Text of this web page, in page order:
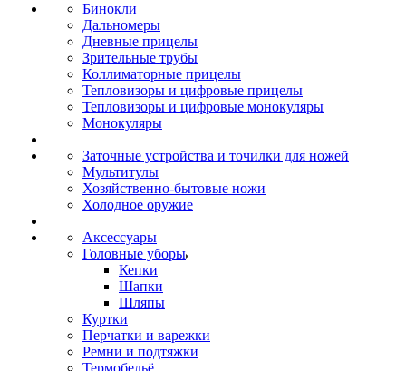
Бинокли
Дальномеры
Дневные прицелы
Зрительные трубы
Коллиматорные прицелы
Тепловизоры и цифровые прицелы
Тепловизоры и цифровые монокуляры
Монокуляры
Заточные устройства и точилки для ножей
Мультитулы
Хозяйственно-бытовые ножи
Холодное оружие
Аксессуары
Головные уборы
Кепки
Шапки
Шляпы
Куртки
Перчатки и варежки
Ремни и подтяжки
Термобельё